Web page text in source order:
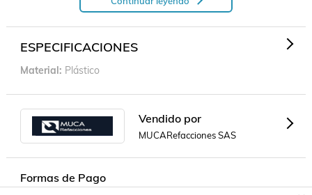
Escaner OBD2 ELM327 Para Kenworth T300 2001 - 2009
ESPECIFICACIONES
Material Plástico
Vendido por
MUCARefacciones SAS
Formas de Pago